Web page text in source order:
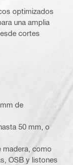
optimizados
una amplia
cortes
de
50 mm, o
madera, como
OSB y listones